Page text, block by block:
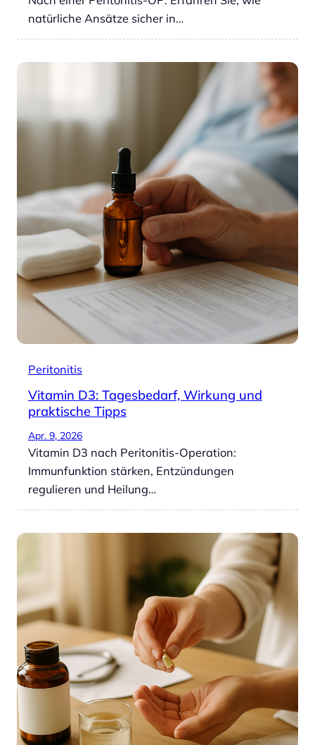
natürliche Ansätze sicher in…
Peritonitis
Vitamin D3: Tagesbedarf, Wirkung und
praktische Tipps
Apr. 9, 2026
Vitamin D3 nach Peritonitis-Operation:
Immunfunktion stärken, Entzündungen
regulieren und Heilung…